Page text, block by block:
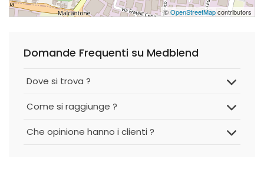
©OpenStreetMapcontributors
Domande Frequenti su Medblend
Dove si trova ?
Come si raggiunge ?
Che opinione hanno i clienti ?